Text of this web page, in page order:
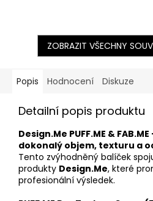
ZOBRAZIT VŠECHNY
Popis Hodnocení Diskuze
Detailní popis produktu
Design.Me PUFF.ME &
dokonalý objem, texturu a
Tento zvýhodněný balíček
produkty Design.Me, které
profesionální výsledek.